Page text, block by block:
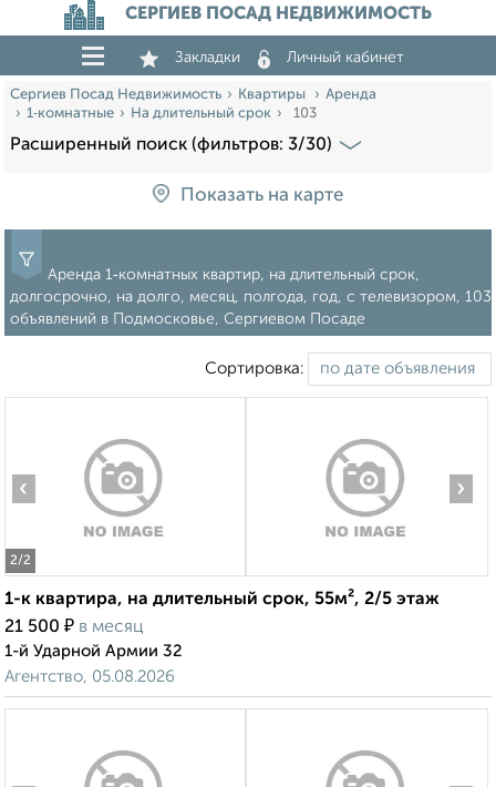
СЕРГИЕВ ПОСАД НЕДВИЖИМОСТЬ
Закладки Личный кабинет
Сергиев Посад Недвижимость Квартиры
Аренда
1‑комнатные
На длительный срок 103
Расширенный поиск (фильтров: 3/30)
Показать на карте
Аренда 1‑комнатных квартир, на длительный срок,
долгосрочно, на долго, месяц, полгода, год, с телевизором, 103
объявлений в Подмосковье, Сергиевом Посаде
Сортировка:
2/2
‹ ›
1-к квартира, на длительный срок, 55м², 2/5 этаж
21 500 ₽ в месяц
1-й Ударной Армии 32
Агентство, 05.08.2026